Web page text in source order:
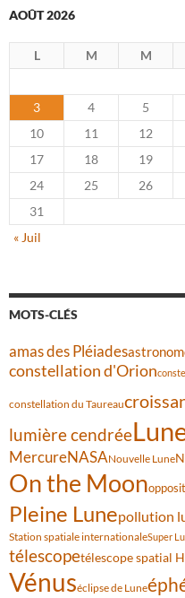
AOÛT 2026
L M M
3
4 5
10
11 12
17
18 19
24
25 26
31
« Juil
MOTS-CLÉS
amas des Pléiades
constellation d'Orion
constellation du Taureau
lumière cendrée
MercureNASANouvelle Lune
On the Moon
Pleine Lunepollution
Station spatiale internationaleSuper
télescopetélescope spatial
Vénuséclipse de Lune